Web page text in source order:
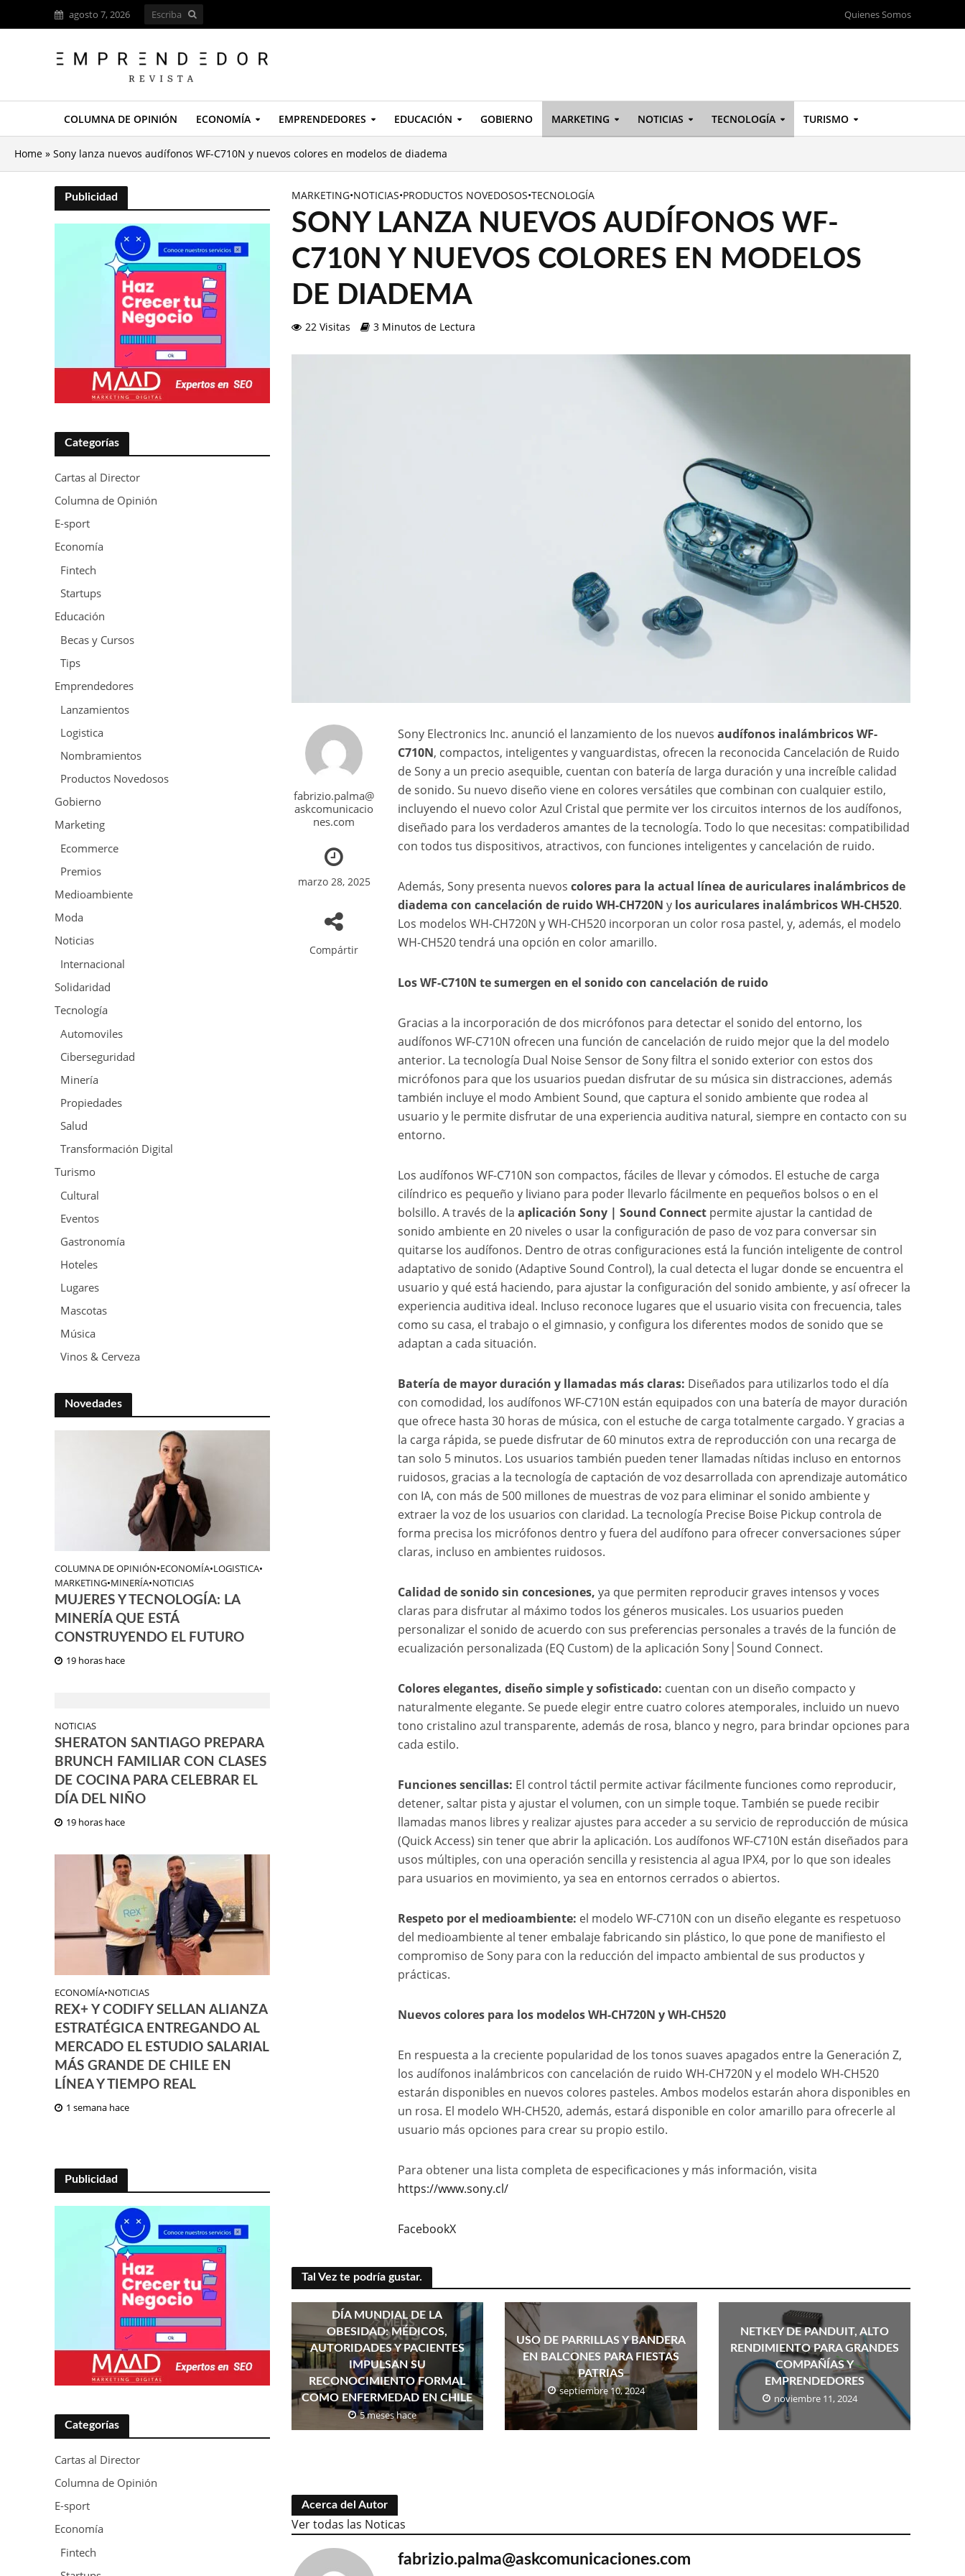
agosto 7, 2026 Quienes Somos
COLUMNA DE OPINIÓN ECONOMÍA EMPRENDEDORES EDUCACIÓN GOBIERNO MARKETING NOTICIAS TECNOLOGÍA TURISMO
Home » Sony lanza nuevos audífonos WF-C710N y nuevos colores en modelos de diadema
Publicidad
Categorías
Cartas al Director
Columna de Opinión
E-sport
Economía
Fintech
Startups
Educación
Becas y Cursos
Tips
Emprendedores
Lanzamientos
Logistica
Nombramientos
Productos Novedosos
Gobierno
Marketing
Ecommerce
Premios
Medioambiente
Moda
Noticias
Internacional
Solidaridad
Tecnología
Automoviles
Ciberseguridad
Minería
Propiedades
Salud
Transformación Digital
Turismo
Cultural
Eventos
Gastronomía
Hoteles
Lugares
Mascotas
Música
Vinos & Cerveza
Novedades
COLUMNA DE OPINIÓN•ECONOMÍA•LOGISTICA•
MARKETING•MINERÍA•NOTICIAS
MUJERES Y TECNOLOGÍA: LA
MINERÍA QUE ESTÁ
CONSTRUYENDO EL FUTURO
19 horas hace
NOTICIAS
SHERATON SANTIAGO PREPARA
BRUNCH FAMILIAR CON CLASES
DE COCINA PARA CELEBRAR EL
DÍA DEL NIÑO
19 horas hace
ECONOMÍA•NOTICIAS
REX+ Y CODIFY SELLAN ALIANZA
ESTRATÉGICA ENTREGANDO AL
MERCADO EL ESTUDIO SALARIAL
MÁS GRANDE DE CHILE EN
LÍNEA Y TIEMPO REAL
1 semana hace
Publicidad
Categorías
Cartas al Director
Columna de Opinión
E-sport
Economía
Fintech
MARKETING•NOTICIAS•PRODUCTOS NOVEDOSOS•TECNOLOGÍA
SONY LANZA NUEVOS AUDÍFONOS WF-
C710N Y NUEVOS COLORES EN MODELOS
DE DIADEMA
22 Visitas 3 Minutos de Lectura
fabrizio.palma@
askcomunicacio
nes.com
marzo 28, 2025
Compártir
Sony Electronics Inc. anunció el lanzamiento de los nuevosaudífonos inalámbricos WF-
C710N, compactos, inteligentes y vanguardistas, ofrecen la reconocida Cancelación de Ruido
de Sony a un precio asequible, cuentan con batería de larga duración y una increíble calidad
de sonido. Su nuevo diseño viene en colores versátiles que combinan con cualquier estilo,
incluyendo el nuevo color Azul Cristal que permite ver los circuitos internos de los audífonos,
diseñado para los verdaderos amantes de la tecnología. Todo lo que necesitas: compatibilidad
con todos tus dispositivos, atractivos, con funciones inteligentes y cancelación de ruido.
Además, Sony presenta nuevoscolores para la actual línea de auriculares inalámbricos de
diadema con cancelación de ruido WH-CH720Ny los auriculares inalámbricos WH-CH520.
Los modelos WH-CH720N y WH-CH520 incorporan un color rosa pastel, y, además, el modelo
WH-CH520 tendrá una opción en color amarillo.
Los WF-C710N te sumergen en el sonido con cancelación de ruido
Gracias a la incorporación de dos micrófonos para detectar el sonido del entorno, los
audífonos WF-C710N ofrecen una función de cancelación de ruido mejor que la del modelo
anterior. La tecnología Dual Noise Sensor de Sony filtra el sonido exterior con estos dos
micrófonos para que los usuarios puedan disfrutar de su música sin distracciones, además
también incluye el modo Ambient Sound, que captura el sonido ambiente que rodea al
usuario y le permite disfrutar de una experiencia auditiva natural, siempre en contacto con su
entorno.
Los audífonos WF-C710N son compactos, fáciles de llevar y cómodos. El estuche de carga
cilíndrico es pequeño y liviano para poder llevarlo fácilmente en pequeños bolsos o en el
bolsillo. A través de laaplicación Sony | Sound Connect permite ajustar la cantidad de
sonido ambiente en 20 niveles o usar la configuración de paso de voz para conversar sin
quitarse los audífonos. Dentro de otras configuraciones está la función inteligente de control
adaptativo de sonido (Adaptive Sound Control), la cual detecta el lugar donde se encuentra el
usuario y qué está haciendo, para ajustar la configuración del sonido ambiente, y así ofrecer la
experiencia auditiva ideal. Incluso reconoce lugares que el usuario visita con frecuencia, tales
como su casa, el trabajo o el gimnasio, y configura los diferentes modos de sonido que se
adaptan a cada situación.
Batería de mayor duración y llamadas más claras: Diseñados para utilizarlos todo el día
con comodidad, los audífonos WF-C710N están equipados con una batería de mayor duración
que ofrece hasta 30 horas de música, con el estuche de carga totalmente cargado. Y gracias a
la carga rápida, se puede disfrutar de 60 minutos extra de reproducción con una recarga de
tan solo 5 minutos. Los usuarios también pueden tener llamadas nítidas incluso en entornos
ruidosos, gracias a la tecnología de captación de voz desarrollada con aprendizaje automático
con IA, con más de 500 millones de muestras de voz para eliminar el sonido ambiente y
extraer la voz de los usuarios con claridad. La tecnología Precise Boise Pickup controla de
forma precisa los micrófonos dentro y fuera del audífono para ofrecer conversaciones súper
claras, incluso en ambientes ruidosos.
Calidad de sonido sin concesiones,ya que permiten reproducir graves intensos y voces
claras para disfrutar al máximo todos los géneros musicales. Los usuarios pueden
personalizar el sonido de acuerdo con sus preferencias personales a través de la función de
ecualización personalizada (EQ Custom) de la aplicación Sony│Sound Connect.
Colores elegantes, diseño simple y sofisticado: cuentan con un diseño compacto y
naturalmente elegante. Se puede elegir entre cuatro colores atemporales, incluido un nuevo
tono cristalino azul transparente, además de rosa, blanco y negro, para brindar opciones para
cada estilo.
Funciones sencillas: El control táctil permite activar fácilmente funciones como reproducir,
detener, saltar pista y ajustar el volumen, con un simple toque. También se puede recibir
llamadas manos libres y realizar ajustes para acceder a su servicio de reproducción de música
(Quick Access) sin tener que abrir la aplicación. Los audífonos WF-C710N están diseñados para
usos múltiples, con una operación sencilla y resistencia al agua IPX4, por lo que son ideales
para usuarios en movimiento, ya sea en entornos cerrados o abiertos.
Respeto por el medioambiente: el modelo WF-C710N con un diseño elegante es respetuoso
del medioambiente al tener embalaje fabricando sin plástico, lo que pone de manifiesto el
compromiso de Sony para con la reducción del impacto ambiental de sus productos y
prácticas.
Nuevos colores para los modelos WH-CH720N y WH-CH520
En respuesta a la creciente popularidad de los tonos suaves apagados entre la Generación Z,
los audífonos inalámbricos con cancelación de ruido WH-CH720N y el modelo WH-CH520
estarán disponibles en nuevos colores pasteles. Ambos modelos estarán ahora disponibles en
un rosa. El modelo WH-CH520, además, estará disponible en color amarillo para ofrecerle al
usuario más opciones para crear su propio estilo.
Para obtener una lista completa de especificaciones y más información, visita
https://www.sony.cl/
FacebookX
Tal Vez te podría gustar.
DÍA MUNDIAL DE LA
OBESIDAD: MÉDICOS,
AUTORIDADES Y PACIENTES
IMPULSAN SU
RECONOCIMIENTO FORMAL
COMO ENFERMEDAD EN CHILE
5 meses hace
USO DE PARRILLAS Y BANDERA
EN BALCONES PARA FIESTAS
PATRIAS
septiembre 10, 2024
NETKEY DE PANDUIT, ALTO
RENDIMIENTO PARA GRANDES
COMPAÑÍAS Y
EMPRENDEDORES
noviembre 11, 2024
Acerca del Autor
Ver todas las Noticas
fabrizio.palma@askcomunicaciones.com